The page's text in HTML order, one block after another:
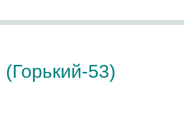
(Горький-53)